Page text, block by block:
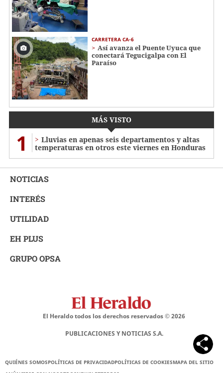
CARRETERA CA-6
Así avanza el Puente Uyuca que
conectará Tegucigalpa con El
Paraíso
MÁS VISTO
1
Lluvias en apenas seis departamentos y altas
temperaturas en otros este viernes en Honduras
NOTICIAS
INTERÉS
UTILIDAD
EH PLUS
GRUPO OPSA
El Heraldo todos los derechos reservados ©2026
PUBLICACIONES Y NOTICIAS S.A.
QUIÉNES SOMOSPOLÍTICAS DE PRIVACIDADPOLÍTICAS DE COOKIESMAPA DEL SITIO